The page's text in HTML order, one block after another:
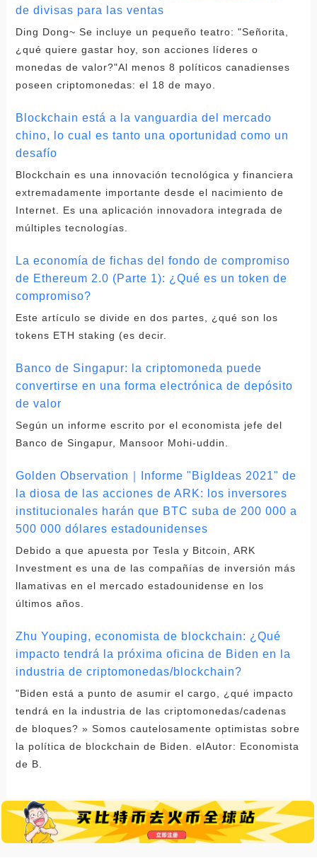
de divisas para las ventas
Ding Dong~ Se incluye un pequeño teatro: "Señorita,
¿qué quiere gastar hoy, son acciones líderes o
monedas de valor?"Al menos 8 políticos canadienses
poseen criptomonedas: el 18 de mayo.
Blockchain está a la vanguardia del mercado
chino, lo cual es tanto una oportunidad como un
desafío
Blockchain es una innovación tecnológica y financiera
extremadamente importante desde el nacimiento de
Internet. Es una aplicación innovadora integrada de
múltiples tecnologías.
La economía de fichas del fondo de compromiso
de Ethereum 2.0 (Parte 1): ¿Qué es un token de
compromiso?
Este artículo se divide en dos partes, ¿qué son los
tokens ETH staking (es decir.
Banco de Singapur: la criptomoneda puede
convertirse en una forma electrónica de depósito
de valor
Según un informe escrito por el economista jefe del
Banco de Singapur, Mansoor Mohi-uddin.
Golden Observation｜Informe "BigIdeas 2021" de
la diosa de las acciones de ARK: los inversores
institucionales harán que BTC suba de 200 000 a
500 000 dólares estadounidenses
Debido a que apuesta por Tesla y Bitcoin, ARK
Investment es una de las compañías de inversión más
llamativas en el mercado estadounidense en los
últimos años.
Zhu Youping, economista de blockchain: ¿Qué
impacto tendrá la próxima oficina de Biden en la
industria de criptomonedas/blockchain?
"Biden está a punto de asumir el cargo, ¿qué impacto
tendrá en la industria de las criptomonedas/cadenas
de bloques? » Somos cautelosamente optimistas sobre
la política de blockchain de Biden. elAutor: Economista
de B.